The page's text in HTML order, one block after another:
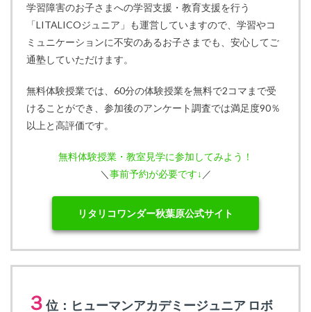
学習障害のお子さまへの学習支援・教育支援を行う
「LITALICOジュニア」も運営していますので、学習やコ
ミュニケーションに不安のあるお子さまでも、安心してご
通塾していただけます。
無料体験授業では、60分の体験授業を無料で2コマまで受
けることができ、参加後のアンケート調査では満足度90％
以上と高評価です。
無料体験授業・教室見学に参加してみよう！
＼ 事前予約が必要です↓ ／
リタリコワンダー秋葉原公式サイト
３ 位：ヒューマンアカデミージュニア ロボ